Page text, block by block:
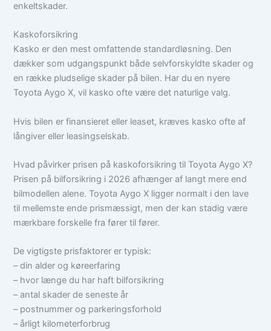
enkeltskader.
Kaskoforsikring
Kasko er den mest omfattende standardløsning. Den
dækker som udgangspunkt både selvforskyldte skader og
en række pludselige skader på bilen. Har du en nyere
Toyota Aygo X, vil kasko ofte være det naturlige valg.
Hvis bilen er finansieret eller leaset, kræves kasko ofte af
långiver eller leasingselskab.
Hvad påvirker prisen på kaskoforsikring til Toyota Aygo X?
Prisen på bilforsikring i 2026 afhænger af langt mere end
bilmodellen alene. Toyota Aygo X ligger normalt i den lave
til mellemste ende prismæssigt, men der kan stadig være
mærkbare forskelle fra fører til fører.
De vigtigste prisfaktorer er typisk:
– din alder og køreerfaring
– hvor længe du har haft bilforsikring
– antal skader de seneste år
– postnummer og parkeringsforhold
– årligt kilometerforbrug